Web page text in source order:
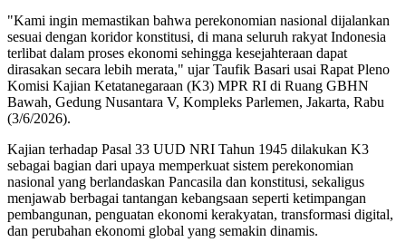
"Kami ingin memastikan bahwa perekonomian nasional dijalankan
sesuai dengan koridor konstitusi, di mana seluruh rakyat Indonesia
terlibat dalam proses ekonomi sehingga kesejahteraan dapat
dirasakan secara lebih merata," ujar Taufik Basari usai Rapat Pleno
Komisi Kajian Ketatanegaraan (K3) MPR RI di Ruang GBHN
Bawah, Gedung Nusantara V, Kompleks Parlemen, Jakarta, Rabu
(3/6/2026).
Kajian terhadap Pasal 33 UUD NRI Tahun 1945 dilakukan K3
sebagai bagian dari upaya memperkuat sistem perekonomian
nasional yang berlandaskan Pancasila dan konstitusi, sekaligus
menjawab berbagai tantangan kebangsaan seperti ketimpangan
pembangunan, penguatan ekonomi kerakyatan, transformasi digital,
dan perubahan ekonomi global yang semakin dinamis.